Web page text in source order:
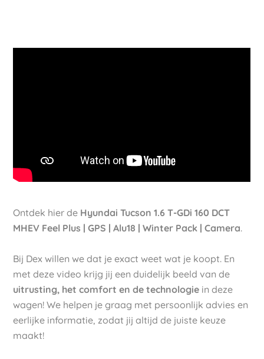
Ontdek hier de Hyundai Tucson 1.6 T-GDi 160 DCT
MHEV Feel Plus | GPS | Alu18 | Winter Pack | Camera.
Bij Dex willen we dat je exact weet wat je koopt. En
met deze video krijg jij een duidelijk beeld van de
uitrusting, het comfort en de technologie in deze
wagen! We helpen je graag met persoonlijk advies en
eerlijke informatie, zodat jij altijd de juiste keuze
maakt!